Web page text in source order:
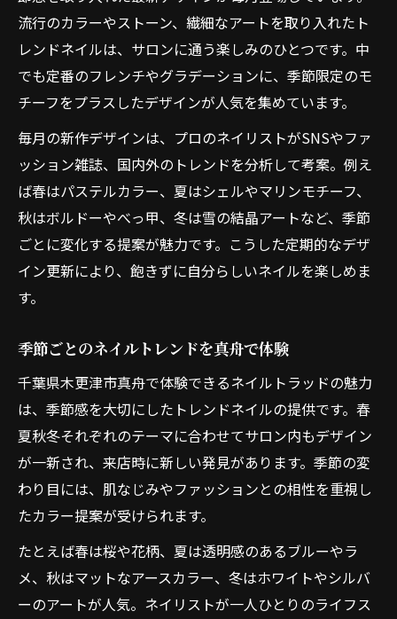
流行のカラーやストーン、繊細なアートを取り入れたト
レンドネイルは、サロンに通う楽しみのひとつです。中
でも定番のフレンチやグラデーションに、季節限定のモ
チーフをプラスしたデザインが人気を集めています。
毎月の新作デザインは、プロのネイリストがSNSやファ
ッション雑誌、国内外のトレンドを分析して考案。例え
ば春はパステルカラー、夏はシェルやマリンモチーフ、
秋はボルドーやべっ甲、冬は雪の結晶アートなど、季節
ごとに変化する提案が魅力です。こうした定期的なデザ
イン更新により、飽きずに自分らしいネイルを楽しめま
す。
季節ごとのネイルトレンドを真舟で体験
千葉県木更津市真舟で体験できるネイルトラッドの魅力
は、季節感を大切にしたトレンドネイルの提供です。春
夏秋冬それぞれのテーマに合わせてサロン内もデザイン
が一新され、来店時に新しい発見があります。季節の変
わり目には、肌なじみやファッションとの相性を重視し
たカラー提案が受けられます。
たとえば春は桜や花柄、夏は透明感のあるブルーやラ
メ、秋はマットなアースカラー、冬はホワイトやシルバ
ーのアートが人気。ネイリストが一人ひとりのライフス